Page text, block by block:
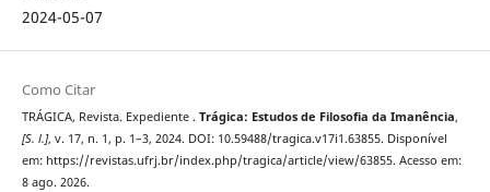
2024-05-07
Como Citar
TRÁGICA, Revista. Expediente . Trágica: Estudos de Filosofia da Imanência,
[S. l.], v. 17, n. 1, p. 1–3, 2024. DOI: 10.59488/tragica.v17i1.63855. Disponível
em: https://revistas.ufrj.br/index.php/tragica/article/view/63855. Acesso em:
8 ago. 2026.